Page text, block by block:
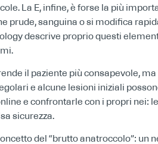
La E, infine, è forse la più
prude, sanguina o si modifica
descrive proprio questi
il paziente più consapevole,
e alcune lesioni iniziali
e confrontarle con i propri nei:
sicurezza.
del “brutto anatroccolo”: